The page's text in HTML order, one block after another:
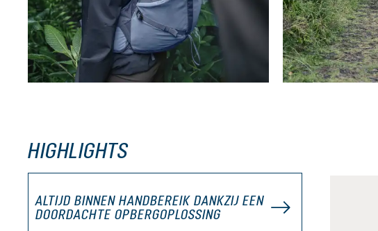
HIGHLIGHTS
ALTIJD BINNEN HANDBEREIK DANKZIJ EEN
DOORDACHTE OPBERGOPLOSSING